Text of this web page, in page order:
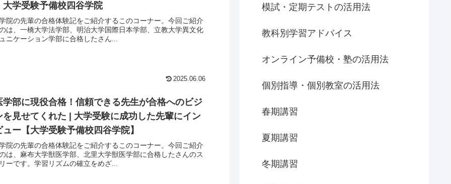
大学受験予備校四谷学院
院の先輩の合格体験記をご紹介するこのコーナー。今回ご紹介
は、一橋大学法学部、明治大学国際日本学部、立教大学異文化
ニケーション学部に合格したさん...
2025.06.06
学部に現役合格！信頼できる先生が合格へのビジ
を見せてくれた | 大学受験に成功した先輩にイン
ュー【大学受験予備校四谷学院】
院の先輩の合格体験記をご紹介するこのコーナー。今回ご紹介
は、麻布大学獣医学部、北里大学獣医学部に合格したさんのス
ーです。学習リズムの確立をめざ...
模試・定期テストの活用法
教科別学習アドバイス
オンライン予備校・塾の活用法
個別指導・個別教室の活用法
春期講習
夏期講習
冬期講習